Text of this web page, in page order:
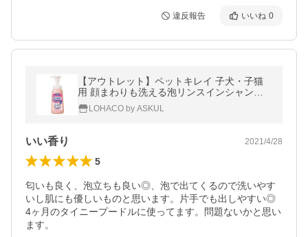
違反報告 いいね 0
【アウトレット】ペットキレイ 子犬・子猫
用 顔まわりも洗える泡リンスインシャンプ
ー 国産 230ml 1個 ライオンペット
LOHACO by ASKUL
いい香り 2021/4/28
5
匂いも良く、泡立ちも良い◎、泡で出てくるので洗いやす
いし肌にも優しいものと思います。片手でも出しやすい◎
4ヶ月のタイニープードルに使ってます。問題ないかと思い
ます。